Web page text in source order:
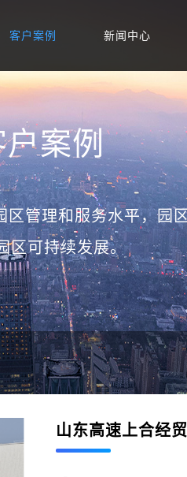
客户案例 新闻中心
户案例
区管理和服务水平，园
区可持续发展。
山东高速上合经